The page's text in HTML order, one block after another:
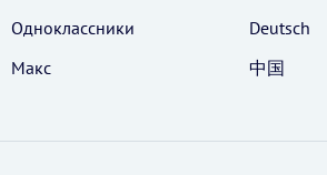
Одноклассники
Макс
Deutsch
中国